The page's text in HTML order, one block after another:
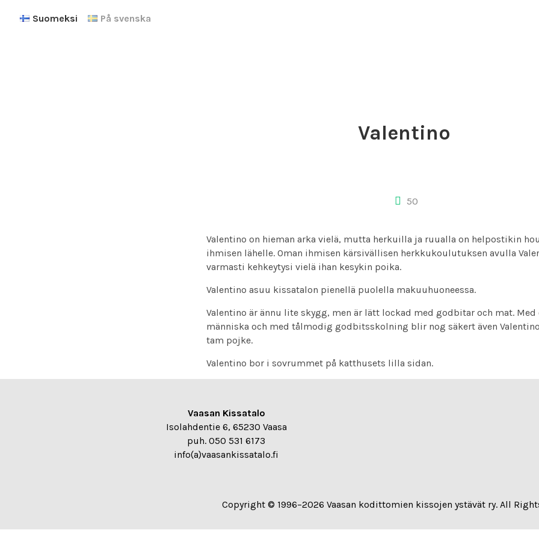
Suomeksi På svenska
Valentino
50
Valentino on hieman arka vielä, mutta herkuilla ja ruualla on helpostikin
ihmisen lähelle. Oman ihmisen kärsivällisen herkkukoulutuksen avulla
varmasti kehkeytysi vielä ihan kesykin poika.
Valentino asuu kissatalon pienellä puolella makuuhuoneessa.
Valentino är ännu lite skygg, men är lätt lockad med godbitar och mat. Med
människa och med tålmodig godbitsskolning blir nog säkert även
tam pojke.
Valentino bor i sovrummet på katthusets lilla sidan.
Vaasan Kissatalo
Isolahdentie 6, 65230 Vaasa
puh. 050 531 6173
info(a)vaasankissatalo.fi
Copyright © 1996–2026 Vaasan kodittomien kissojen ystävät ry. All